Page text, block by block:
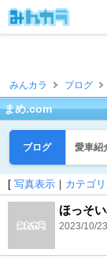
みんカラ ブログ
まめ.com
ブログ 愛車紹
[ 写真表示 ｜ カテゴ
ほっそ
2023/10/